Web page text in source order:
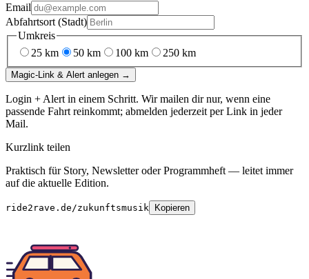
Email
Abfahrtsort (Stadt)
Umkreis
25 km 50 km 100 km 250 km
Magic-Link & Alert anlegen →
Login + Alert in einem Schritt. Wir mailen dir nur, wenn eine
passende Fahrt reinkommt; abmelden jederzeit per Link in jeder
Mail.
Kurzlink teilen
Praktisch für Story, Newsletter oder Programmheft — leitet immer
auf die aktuelle Edition.
ride2rave.de/zukunftsmusik Kopieren